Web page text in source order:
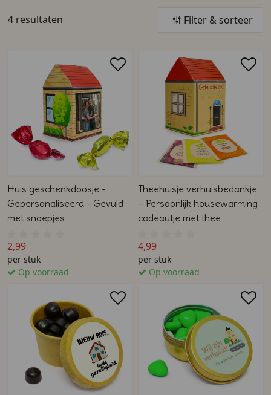
4 resultaten Filter & sorteer
Huis geschenkdoosje -
Gepersonaliseerd - Gevuld
met snoepjes
2,99
per stuk
Op voorraad
Theehuisje verhuisbedankje
– Persoonlijk housewarming
cadeautje met thee
4,99
per stuk
Op voorraad